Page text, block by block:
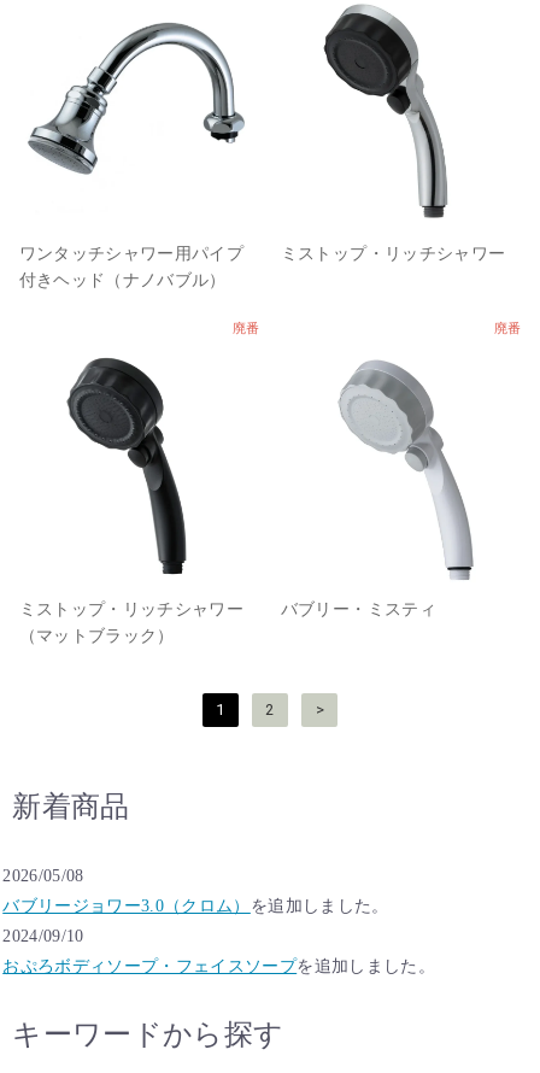
ワンタッチシャワー用パイプ
付きヘッド（ナノバブル）
ミストップ・リッチシャワー
廃番
ミストップ・リッチシャワー
（マットブラック）
廃番
バブリー・ミスティ
ー
送
り
1 2 >
新着商品
2026/05/08
バブリージョワー3.0（クロム） を追加しました。
2024/09/10
おぷろボディソープ・フェイスソープを追加しました。
キーワードから探す